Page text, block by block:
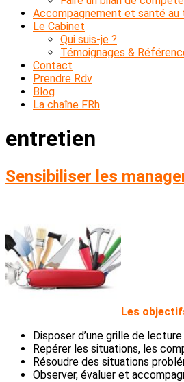
Accompagnement et santé au
Le Cabinet
Qui suis-je ?
Témoignages &
Contact
Prendre Rdv
Blog
La chaîne FRh
entretien
Sensibiliser les
Les
Disposer d’une grille de
Repérer les situations, les
Résoudre des situations
Observer, évaluer et